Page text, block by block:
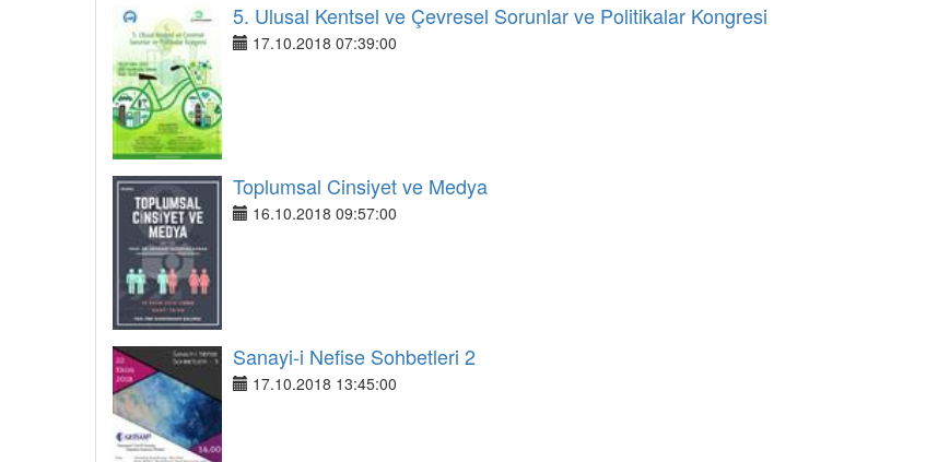
5. Ulusal Kentsel ve Çevresel Sorunlar ve Politikalar Kongresi
17.10.2018 07:39:00
Toplumsal Cinsiyet ve Medya
16.10.2018 09:57:00
Sanayi-i Nefise Sohbetleri 2
17.10.2018 13:45:00